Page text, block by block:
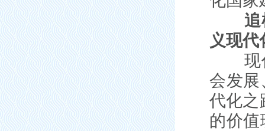
义现
现代
会发展
代化之
的价